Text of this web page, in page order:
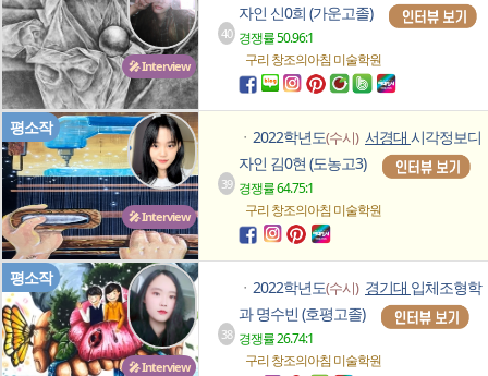
🎤 Interview
40
자인 신0희 (가운고졸)
경쟁률 50.96:1
구리 창조의아침미술학원
🎤 Interview
평소작
39
ㆍ 2022학년도(수시) 서경대 시각정보디
자인 김0현 (도농고3)
경쟁률 64.75:1
구리 창조의아침미술학원
🎤 Interview
평소작
38
ㆍ 2022학년도(수시) 경기대 입체조형학
과 명수빈 (호평고졸)
경쟁률 26.74:1
구리 창조의아침미술학원